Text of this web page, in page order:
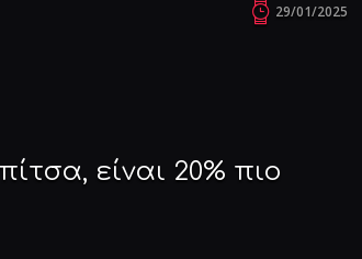
29/01/2025
είναι 20% πιο